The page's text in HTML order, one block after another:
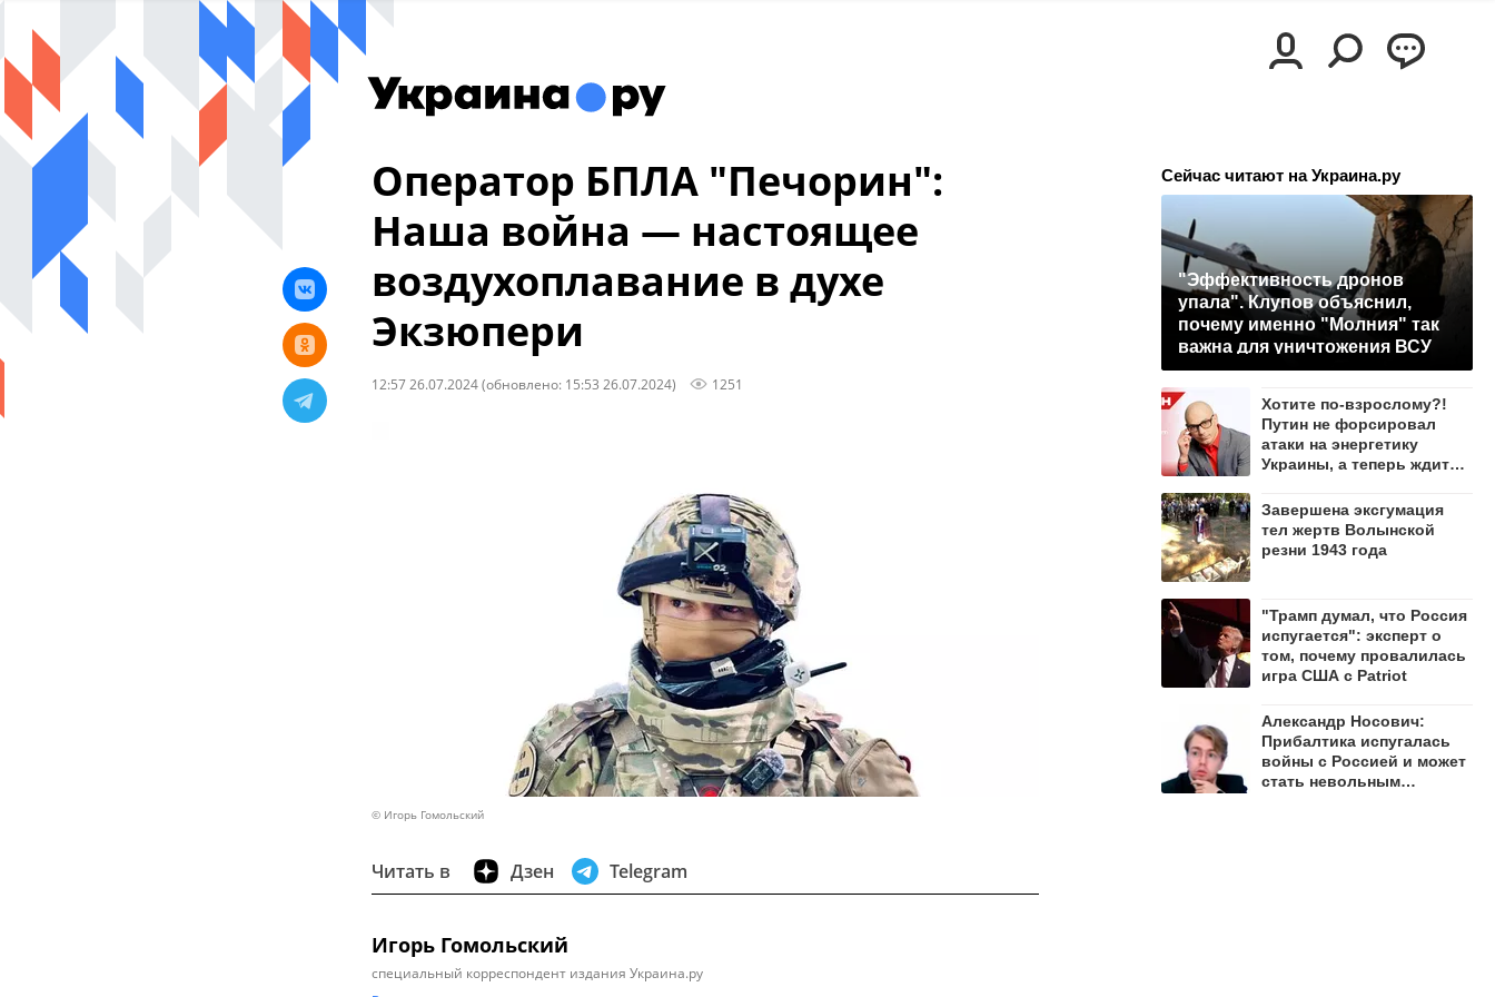
Оператор БПЛА "Печорин":
Наша война — настоящее
воздухоплавание в духе
Экзюпери
12:57 26.07.2024(обновлено: 15:53 26.07.2024) 1251
© Игорь Гомольский
Читать в Дзен Telegram
Игорь Гомольский
специальный корреспондент издания Украина.ру
Сейчас читают на Украина.ру
"Эффективность дронов
упала". Клупов объяснил,
почему именно "Молния" так
важна для уничтожения ВСУ
Хотите по-взрослому?!
Путин не форсировал
атаки на энергетику
Украины, а теперь ждите
Завершена эксгумация
тел жертв Волынской
резни 1943 года
"Трамп думал, что Россия
испугается": эксперт о
том, почему провалилась
игра США с Patriot
Александр Носович:
Прибалтика испугалась
войны с Россией и может
стать невольным